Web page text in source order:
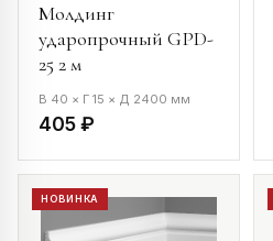
Молдинг
ударопрочный GPD-
25 2 м
В 40 × Г 15 × Д 2400 мм
405 ₽
НОВИНКА